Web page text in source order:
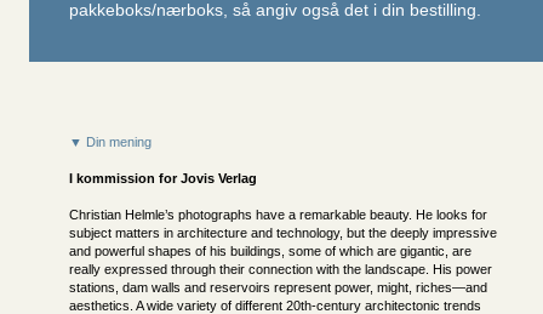
pakkeboks/nærboks, så angiv også det i din bestilling.
▼ Din mening
I kommission forJovis Verlag
Christian Helmle’s photographs have a remarkable beauty. He looks for
subject matters in architecture and technology, but the deeply impressive
and powerful shapes of his buildings, some of which are gigantic, are
really expressed through their connection with the landscape. His power
stations, dam walls and reservoirs represent power, might, riches—and
aesthetics. A wide variety of different 20th-century architectonic trends